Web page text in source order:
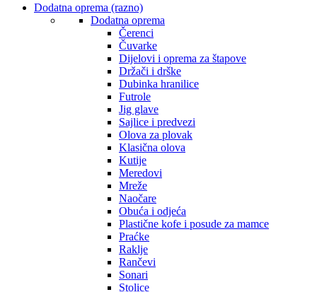
Dodatna oprema (razno)
Dodatna oprema
Čerenci
Čuvarke
Dijelovi i oprema za štapove
Držači i drške
Dubinka hranilice
Futrole
Jig glave
Sajlice i predvezi
Olova za plovak
Klasična olova
Kutije
Meredovi
Mreže
Naočare
Obuća i odjeća
Plastične kofe i posude za mamce
Praćke
Raklje
Rančevi
Sonari
Stolice